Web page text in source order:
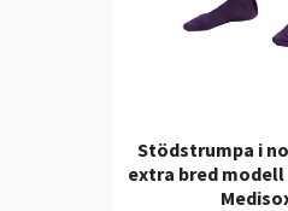
Stödstrumpa i
extra bred